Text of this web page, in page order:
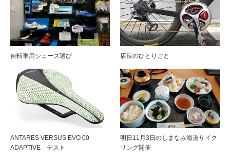
自転車用シューズ選び 店長のひとりごと
ANTARES VERSUS EVO 00
ADAPTIVE テスト
明日11月3日のしまなみ海道サイク
リング開催